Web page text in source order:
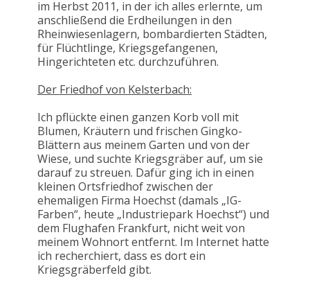
im Herbst 2011, in der ich alles erlernte, um
anschließend die Erdheilungen in den
Rheinwiesenlagern, bombardierten Städten,
für Flüchtlinge, Kriegsgefangenen,
Hingerichteten etc. durchzuführen.
Der Friedhof von Kelsterbach:
Ich pflückte einen ganzen Korb voll mit
Blumen, Kräutern und frischen Gingko-
Blättern aus meinem Garten und von der
Wiese, und suchte Kriegsgräber auf, um sie
darauf zu streuen. Dafür ging ich in einen
kleinen Ortsfriedhof zwischen der
ehemaligen Firma Hoechst (damals „IG-
Farben“, heute „Industriepark Hoechst“) und
dem Flughafen Frankfurt, nicht weit von
meinem Wohnort entfernt. Im Internet hatte
ich recherchiert, dass es dort ein
Kriegsgräberfeld gibt.